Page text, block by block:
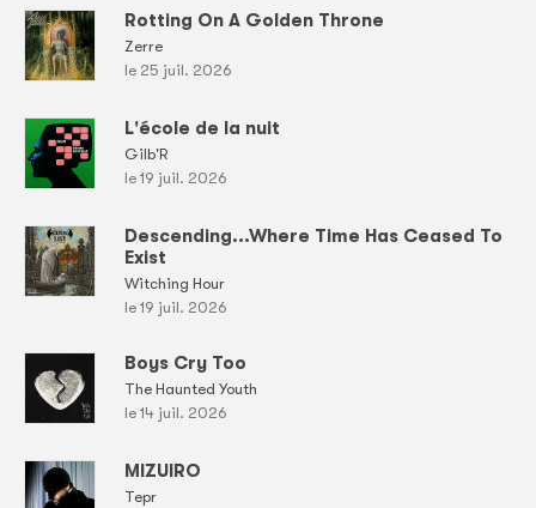
Rotting On A Golden Throne
Zerre
le 25 juil. 2026
L'école de la nuit
Gilb'R
le 19 juil. 2026
Descending...Where Time Has Ceased To
Exist
Witching Hour
le 19 juil. 2026
Boys Cry Too
The Haunted Youth
le 14 juil. 2026
MIZUIRO
Tepr